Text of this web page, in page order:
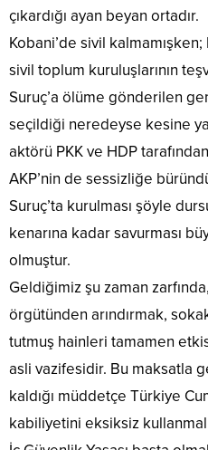
çıkardığı ayan beyan ortadır.
Kobani’de sivil kalmamışken;
sivil toplum kuruluşlarının
Suruç’a ölüme gönderilen
seçildiği neredeyse kesine
aktörü PKK ve HDP
AKP’nin de sessizliğe
Suruç’ta kurulması şöyle
kenarına kadar savurması
olmuştur.
Geldiğimiz şu zaman
örgütünden arındırmak,
tutmuş hainleri tamamen
asli vazifesidir. Bu maksatla
kaldığı müddetçe Türkiye
kabiliyetini eksiksiz